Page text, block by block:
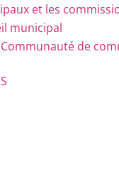
et les
municipal
Communauté de